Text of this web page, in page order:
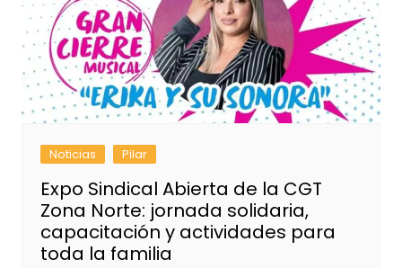
Noticias Pilar
Expo Sindical Abierta de la CGT
Zona Norte: jornada solidaria,
capacitación y actividades para
toda la familia